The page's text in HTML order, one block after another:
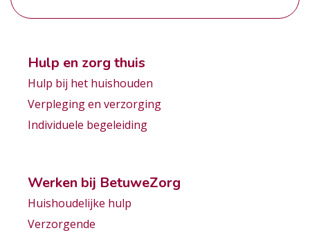
Hulp en zorg thuis
Hulp bij het huishouden
Verpleging en verzorging
Individuele begeleiding
Werken bij BetuweZorg
Huishoudelijke hulp
Verzorgende